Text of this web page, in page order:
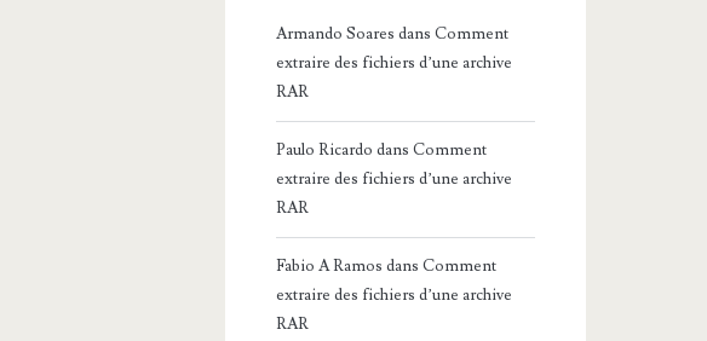
Armando Soares dansComment
extraire des fichiers d’une archive
RAR
Paulo Ricardo dansComment
extraire des fichiers d’une archive
RAR
Fabio A Ramos dansComment
extraire des fichiers d’une archive
RAR